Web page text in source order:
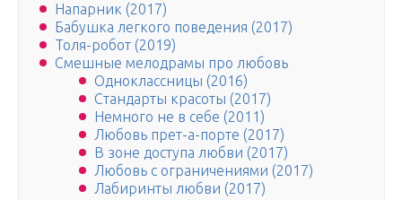
Напарник (2017)
Бабушка легкого поведения (2017)
Толя-робот (2019)
Смешные мелодрамы про любовь
Одноклассницы (2016)
Стандарты красоты (2017)
Немного не в себе (2011)
Любовь прет-а-порте (2017)
В зоне доступа любви (2017)
Любовь с ограничениями (2017)
Лабиринты любви (2017)